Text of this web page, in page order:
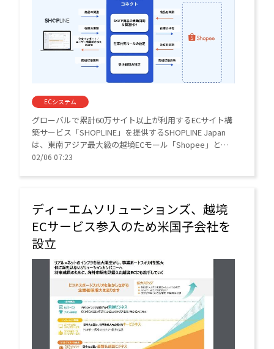
ECシステム
グローバルで累計60万サイト以上が利用するECサイト構
築サービス「SHOPLINE」を提供するSHOPLINE Japan
は、東南アジア最大級の越境ECモール「Shopee」との
連携を始めた。
02/06 07:23
ディーエムソリューションズ、越境
ECサービス参入のため米国子会社を
設立